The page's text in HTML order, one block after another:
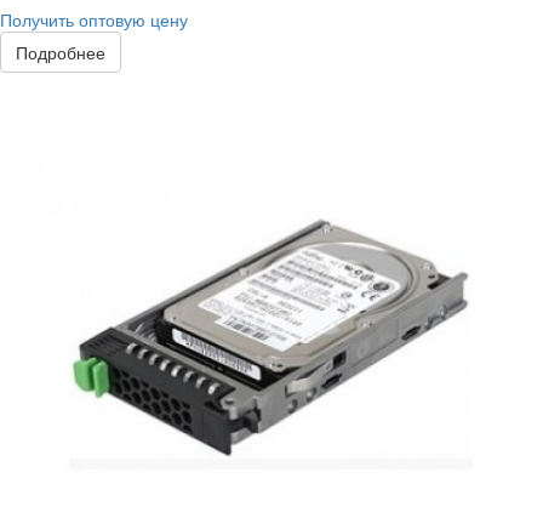
Получить оптовую цену
Подробнее